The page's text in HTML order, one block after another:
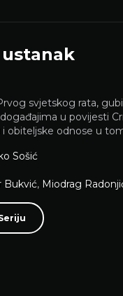
svjetskog rata,
u povijesti
i obiteljske odnose u
Sošić
Bukvić, Miodrag